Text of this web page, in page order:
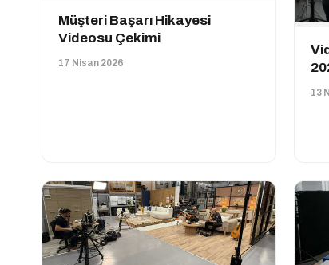
Müşteri Başarı Hikayesi
Videosu Çekimi
17 Nisan 2026
13